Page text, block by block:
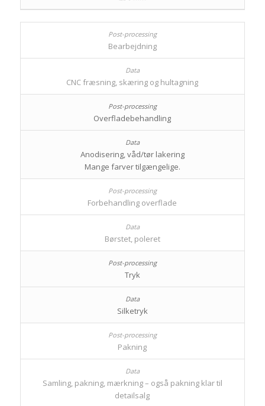
Bearbejdning
CNC fræsning, skæring og hultagning
Overfladebehandling
Anodisering, våd/tør lakering
Mange farver tilgængelige.
Forbehandling overflade
Børstet, poleret
Tryk
Silketryk
Pakning
Samling, pakning, mærkning – også pakning klar til
detailsalg